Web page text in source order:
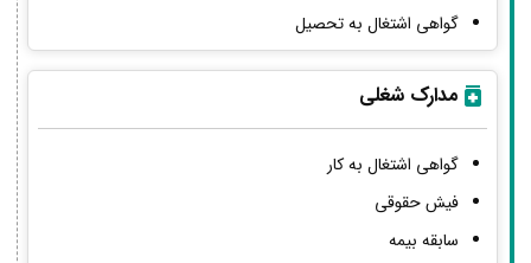
گواهی اشتغال به تحصیل
مدارک شغلی
گواهی اشتغال به کار
فیش حقوقی
سابقه بیمه